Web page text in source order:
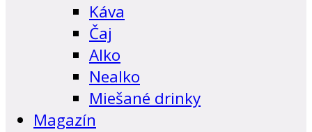
Káva
Čaj
Alko
Nealko
Miešané drinky
Magazín